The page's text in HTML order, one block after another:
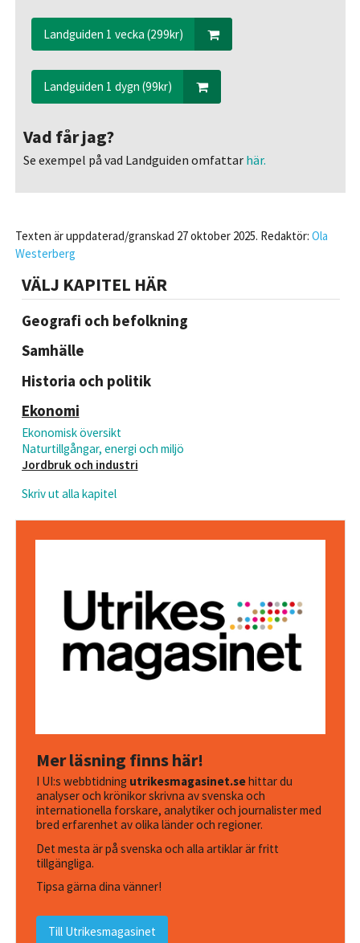
Landguiden 1 vecka (299kr)
Landguiden 1 dygn (99kr)
Vad får jag?
Se exempel på vad Landguiden omfattarhär.
Texten är uppdaterad/granskad 27 oktober 2025. Redaktör: Ola
Westerberg
VÄLJ KAPITEL HÄR
Geografi och befolkning
Samhälle
Historia och politik
Ekonomi
Ekonomisk översikt
Naturtillgångar, energi och miljö
Jordbruk och industri
Skriv ut alla kapitel
Mer läsning finns här!
I UI:s webbtidning utrikesmagasinet.sehittar du
analyser och krönikor skrivna av svenska och
internationella forskare, analytiker och journalister med
bred erfarenhet av olika länder och regioner.
Det mesta är på svenska och alla artiklar är fritt
tillgängliga.
Tipsa gärna dina vänner!
Till Utrikesmagasinet